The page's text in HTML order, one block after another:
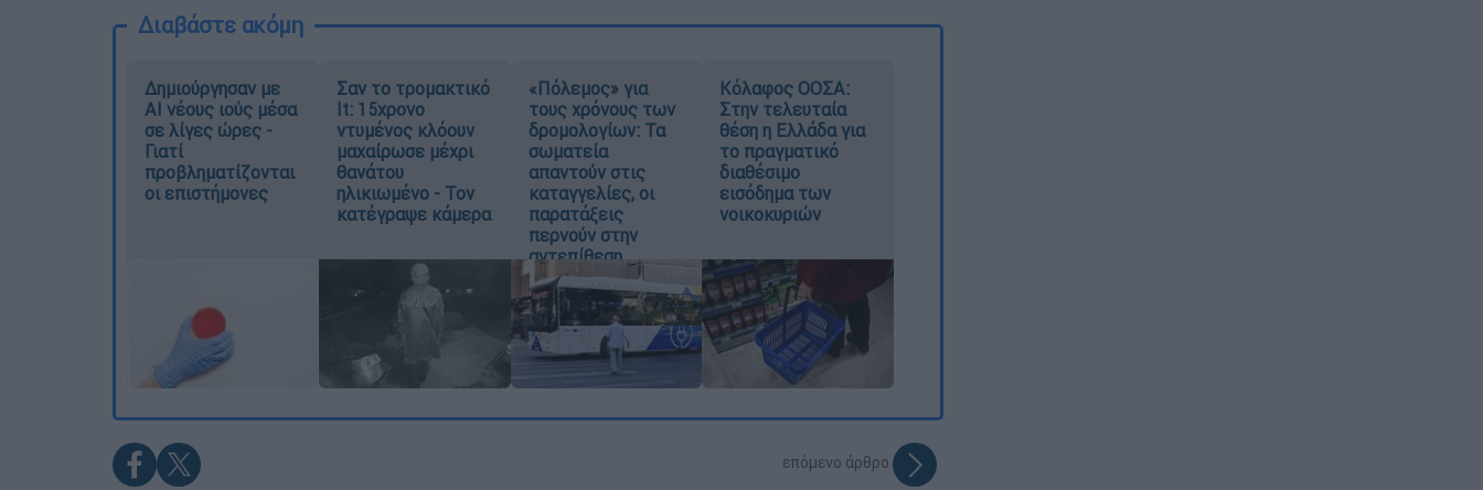
Διαβάστε ακόμη
Δημιούργησαν με
AI νέους ιούς μέσα
σε λίγες ώρες -
Γιατί
προβληματίζονται
οι επιστήμονες
Σαν το τρομακτικό
It: 15χρονο
ντυμένος κλόουν
μαχαίρωσε μέχρι
θανάτου
ηλικιωμένο - Τον
κατέγραψε κάμερα
«Πόλεμος» για
τους χρόνους των
δρομολογίων: Τα
σωματεία
απαντούν στις
καταγγελίες, οι
παρατάξεις
περνούν στην
αντεπίθεση
Κόλαφος ΟΟΣΑ:
Στην τελευταία
θέση η Ελλάδα για
το πραγματικό
διαθέσιμο
εισόδημα των
νοικοκυριών
επόμενο άρθρο